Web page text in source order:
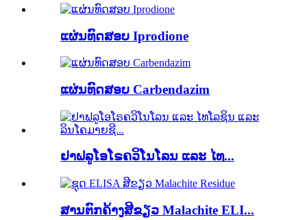
ແຜ່ນທົດສອບ Iprodione
ແຜ່ນທົດສອບ Carbendazim
ຢາຟລູໂອໂຣຄວິໂນໂລນ ແລະ ໄທ...
ສານຕົກຄ້າງສີຂຽວ Malachite ELI...